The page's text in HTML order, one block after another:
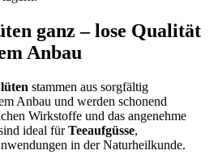
ganz – lose Qualität
Anbau
stammen aus sorgfältig
Anbau und werden schonend
Wirkstoffe und das angenehme
ideal fürTeeaufgüsse,
in der Naturheilkunde.